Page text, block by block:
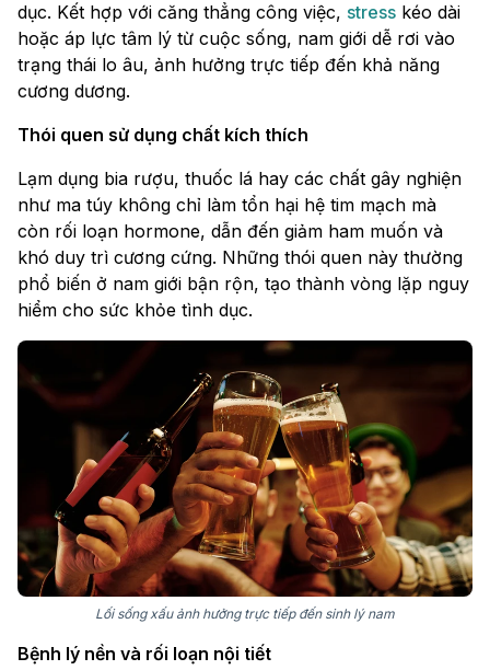
dục. Kết hợp với căng thẳng công việc, stress kéo dài
hoặc áp lực tâm lý từ cuộc sống, nam giới dễ rơi vào
trạng thái lo âu, ảnh hưởng trực tiếp đến khả năng
cương dương.
Thói quen sử dụng chất kích thích
Lạm dụng bia rượu, thuốc lá hay các chất gây nghiện
như ma túy không chỉ làm tổn hại hệ tim mạch mà
còn rối loạn hormone, dẫn đến giảm ham muốn và
khó duy trì cương cứng. Những thói quen này thường
phổ biến ở nam giới bận rộn, tạo thành vòng lặp nguy
hiểm cho sức khỏe tình dục.
Lối sống xấu ảnh hưởng trực tiếp đến sinh lý nam
Bệnh lý nền và rối loạn nội tiết